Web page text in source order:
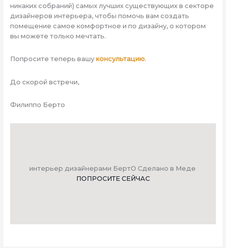
никаких собраний) самых лучших существующих в секторе
дизайнеров интерьера, чтобы помочь вам создать
помещение самое комфортное и по дизайну, о котором
вы можете только мечтать.
Попросите теперь вашу консультацию.
До скорой встречи,
Филиппо Берто
интерьер дизайнерами БертО Сделано в Меде
ПОПРОСИТЕ СЕЙЧАС